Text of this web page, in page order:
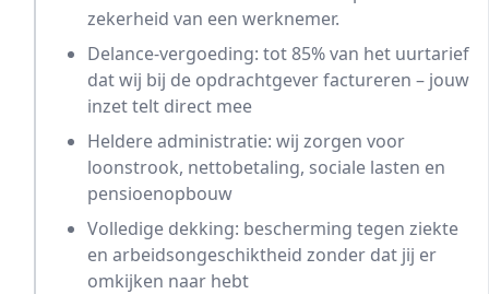
zekerheid van een werknemer.
Delance-vergoeding: tot 85% van het uurtarief
dat wij bij de opdrachtgever factureren – jouw
inzet telt direct mee
Heldere administratie: wij zorgen voor
loonstrook, nettobetaling, sociale lasten en
pensioenopbouw
Volledige dekking: bescherming tegen ziekte
en arbeidsongeschiktheid zonder dat jij er
omkijken naar hebt